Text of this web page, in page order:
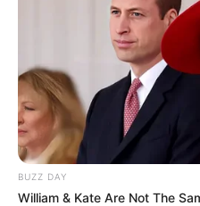
Elo7
BUZZ DAY
William & Kate Are Not The